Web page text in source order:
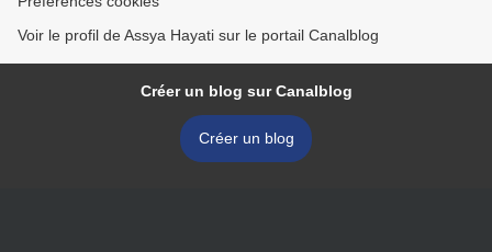
Voir le profil de Assya Hayati sur le portail Canalblog
Créer un blog sur Canalblog
Créer un blog